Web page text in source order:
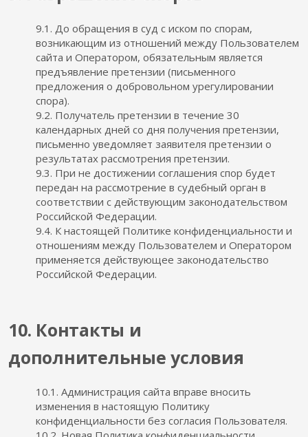
9.1. До обращения в суд с иском по спорам,
возникающим из отношений между Пользователем
сайта и Оператором, обязательным является
предъявление претензии (письменного
предложения о добровольном урегулировании
спора).
9.2. Получатель претензии в течение 30
календарных дней со дня получения претензии,
письменно уведомляет заявителя претензии о
результатах рассмотрения претензии.
9.3. При не достижении соглашения спор будет
передан на рассмотрение в судебный орган в
соответствии с действующим законодательством
Российской Федерации.
9.4. К настоящей Политике конфиденциальности и
отношениям между Пользователем и Оператором
применяется действующее законодательство
Российской Федерации.
10. Контакты и
дополнительные условия
10.1. Администрация сайта вправе вносить
изменения в настоящую Политику
конфиденциальности без согласия Пользователя.